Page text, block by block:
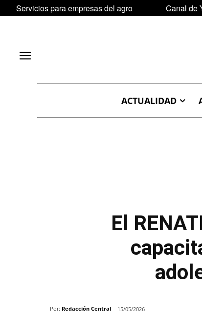
Servicios para empresas del agro Canal de
ACTUALIDAD
El
Por: Redacción Central 15/05/2026